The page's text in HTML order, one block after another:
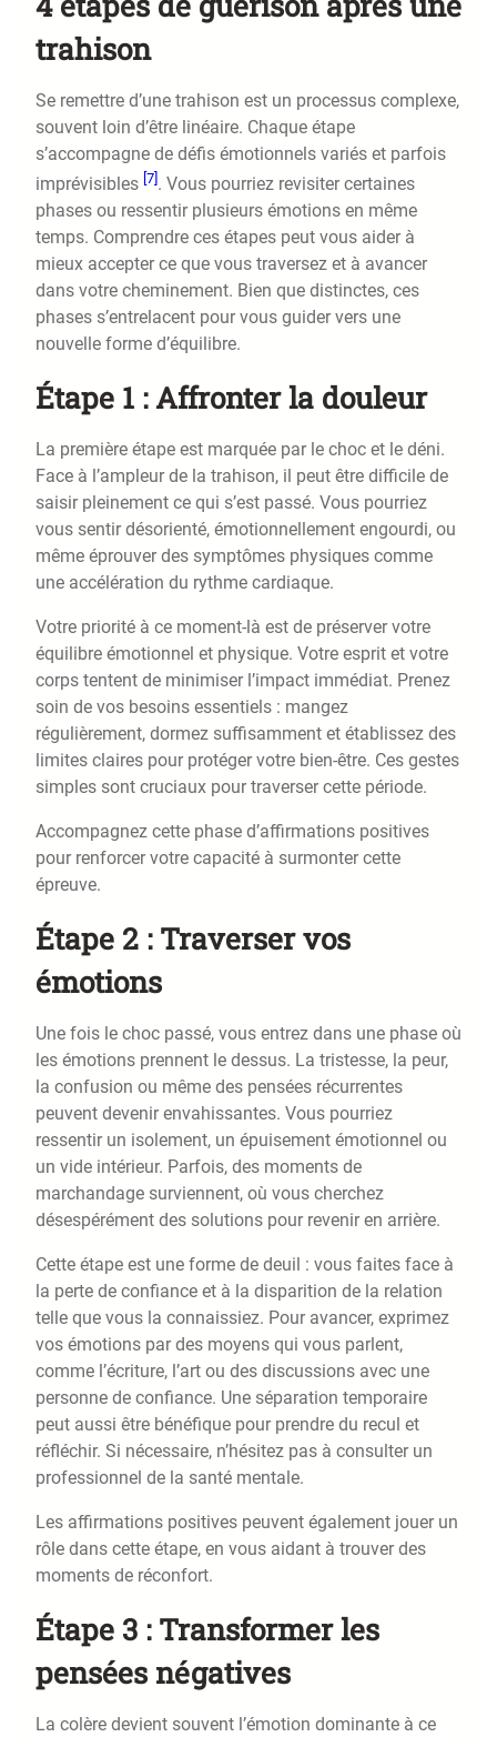
trahison
Se remettre d’une trahison est un processus complexe,
souvent loin d’être linéaire. Chaque étape
s’accompagne de défis émotionnels variés et parfois
imprévisibles [7] . Vous pourriez revisiter certaines
phases ou ressentir plusieurs émotions en même
temps. Comprendre ces étapes peut vous aider à
mieux accepter ce que vous traversez et à avancer
dans votre cheminement. Bien que distinctes, ces
phases s’entrelacent pour vous guider vers une
nouvelle forme d’équilibre.
Étape 1 : Affronter la douleur
La première étape est marquée par le choc et le déni.
Face à l’ampleur de la trahison, il peut être difficile de
saisir pleinement ce qui s’est passé. Vous pourriez
vous sentir désorienté, émotionnellement engourdi, ou
même éprouver des symptômes physiques comme
une accélération du rythme cardiaque.
Votre priorité à ce moment-là est de préserver votre
équilibre émotionnel et physique. Votre esprit et votre
corps tentent de minimiser l’impact immédiat. Prenez
soin de vos besoins essentiels : mangez
régulièrement, dormez suffisamment et établissez des
limites claires pour protéger votre bien-être. Ces gestes
simples sont cruciaux pour traverser cette période.
Accompagnez cette phase d’affirmations positives
pour renforcer votre capacité à surmonter cette
épreuve.
Étape 2 : Traverser vos
émotions
Une fois le choc passé, vous entrez dans une phase où
les émotions prennent le dessus. La tristesse, la peur,
la confusion ou même des pensées récurrentes
peuvent devenir envahissantes. Vous pourriez
ressentir un isolement, un épuisement émotionnel ou
un vide intérieur. Parfois, des moments de
marchandage surviennent, où vous cherchez
désespérément des solutions pour revenir en arrière.
Cette étape est une forme de deuil : vous faites face à
la perte de confiance et à la disparition de la relation
telle que vous la connaissiez. Pour avancer, exprimez
vos émotions par des moyens qui vous parlent,
comme l’écriture, l’art ou des discussions avec une
personne de confiance. Une séparation temporaire
peut aussi être bénéfique pour prendre du recul et
réfléchir. Si nécessaire, n’hésitez pas à consulter un
professionnel de la santé mentale.
Les affirmations positives peuvent également jouer un
rôle dans cette étape, en vous aidant à trouver des
moments de réconfort.
Étape 3 : Transformer les
pensées négatives
La colère devient souvent l’émotion dominante à ce